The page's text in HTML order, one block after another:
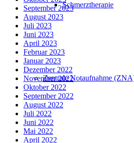
Schmerztherapie
Zentrale Notaufnahme
September 2023
August 2023
Juli 2023
Juni 2023
April 2023
Februar 2023
Januar 2023
Dezember 2022
November 2022
Oktober 2022
September 2022
August 2022
Juli 2022
Juni 2022
Mai 2022
April 2022